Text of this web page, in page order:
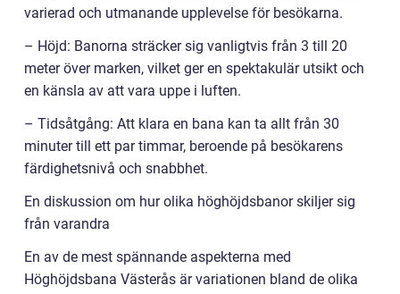
varierad och utmanande upplevelse för besökarna.
– Höjd: Banorna sträcker sig vanligtvis från 3 till 20
meter över marken, vilket ger en spektakulär utsikt och
en känsla av att vara uppe i luften.
– Tidsåtgång: Att klara en bana kan ta allt från 30
minuter till ett par timmar, beroende på besökarens
färdighetsnivå och snabbhet.
En diskussion om hur olika höghöjdsbanor skiljer sig
från varandra
En av de mest spännande aspekterna med
Höghöjdsbana Västerås är variationen bland de olika